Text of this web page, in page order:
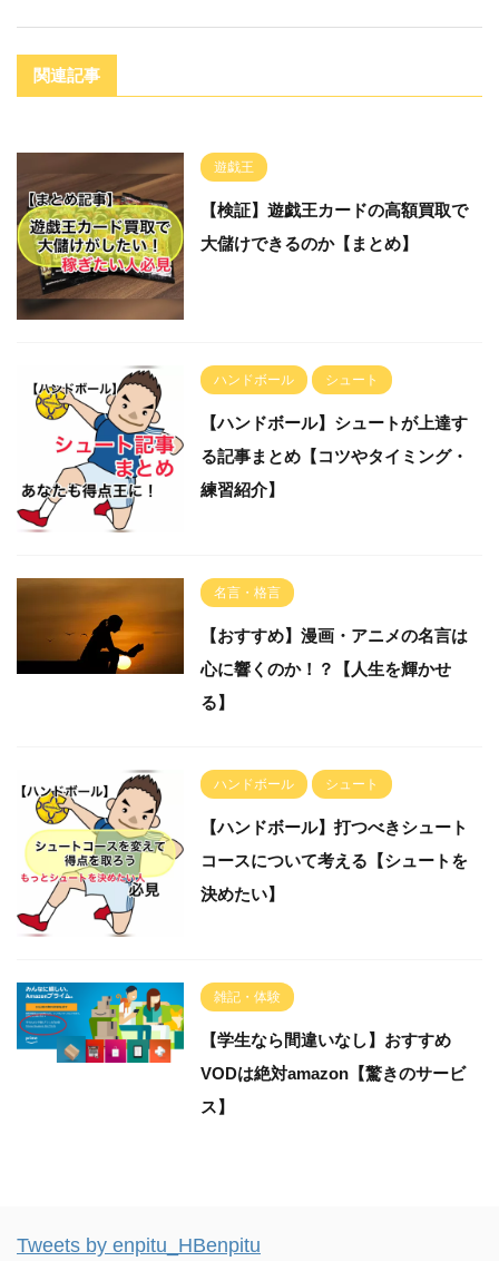
関連記事
遊戯王
【検証】遊戯王カードの高額買取で
大儲けできるのか【まとめ】
ハンドボール シュート
【ハンドボール】シュートが上達す
る記事まとめ【コツやタイミング・
練習紹介】
名言・格言
【おすすめ】漫画・アニメの名言は
心に響くのか！？【人生を輝かせ
る】
ハンドボール シュート
【ハンドボール】打つべきシュート
コースについて考える【シュートを
決めたい】
雑記・体験
【学生なら間違いなし】おすすめ
VODは絶対amazon【驚きのサービ
ス】
Tweets by enpitu_HBenpitu